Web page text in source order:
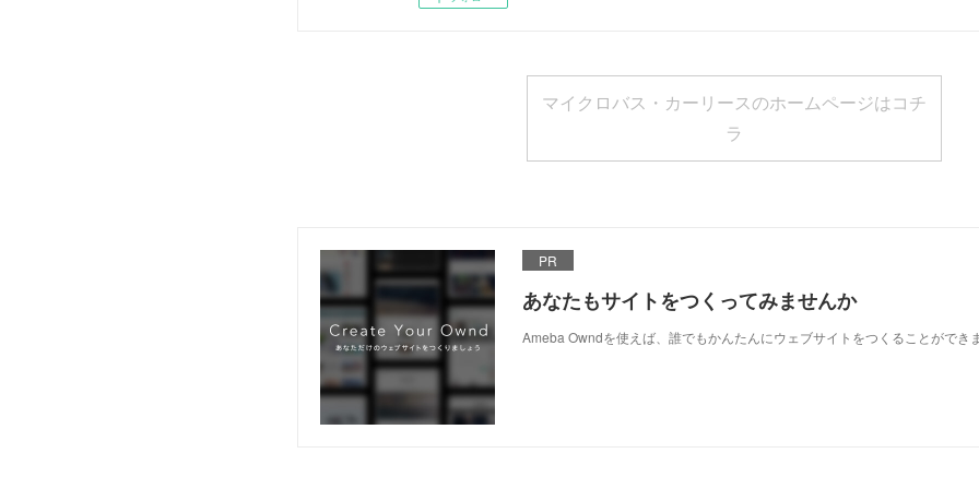
マイクロバス・カーリースのホームページはコチ
ラ
PR
あなたもサイトをつくってみませんか
Ameba Owndを使えば、誰でもかんたんにウェブサイトをつくることができ